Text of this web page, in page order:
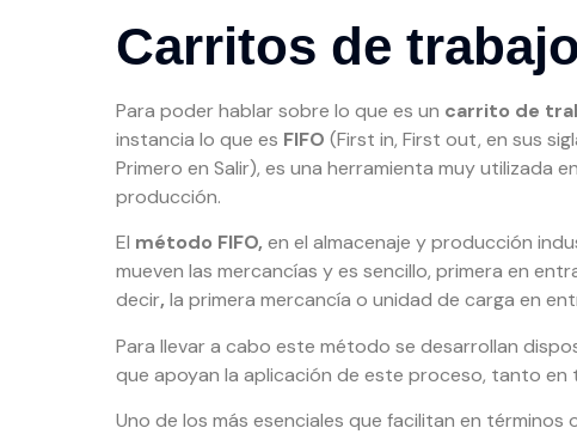
Carritos de
Para poder hablar sobre lo que es un carrito de
instancia lo que es FIFO (First in, First out, en sus
Primero en Salir), es una herramienta muy utilizada
producción.
El método FIFO, en el almacenaje y producción
mueven las mercancías y es sencillo, primera en
decir, la primera mercancía o unidad de carga en
Para llevar a cabo este método se desarrollan
que apoyan la aplicación de este proceso, tanto
Uno de los más esenciales que facilitan en términos